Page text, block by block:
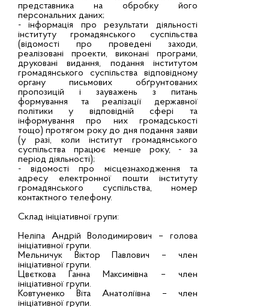
представника на обробку його
персональних даних;
- інформація про результати діяльності
інституту громадянського суспільства
(відомості про проведені заходи,
реалізовані проекти, виконані програми,
друковані видання, подання інститутом
громадянського суспільства відповідному
органу письмових обґрунтованих
пропозицій і зауважень з питань
формування та реалізації державної
політики у відповідній сфері та
інформування про них громадськості
тощо) протягом року до дня подання заяви
(у разі, коли інститут громадянського
суспільства працює менше року, - за
період діяльності);
- відомості про місцезнаходження та
адресу електронної пошти інституту
громадянського суспільства, номер
контактного телефону.
Склад ініціативної групи:
Неліпа Андрій Володимирович – голова
ініціативної групи.
Мельничук Віктор Павлович – член
ініціативної групи.
Цвєткова Ганна Максимівна – член
ініціативної групи.
Ковтуненко Віта Анатоліївна – член
ініціативної групи.